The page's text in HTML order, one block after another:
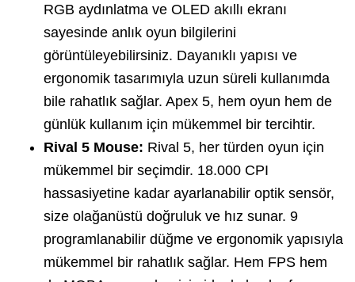
RGB aydınlatma ve OLED akıllı ekranı
sayesinde anlık oyun bilgilerini
görüntüleyebilirsiniz. Dayanıklı yapısı ve
ergonomik tasarımıyla uzun süreli kullanımda
bile rahatlık sağlar. Apex 5, hem oyun hem de
günlük kullanım için mükemmel bir tercihtir.
Rival 5 Mouse: Rival 5, her türden oyun için
mükemmel bir seçimdir. 18.000 CPI
hassasiyetine kadar ayarlanabilir optik sensör,
size olağanüstü doğruluk ve hız sunar. 9
programlanabilir düğme ve ergonomik yapısıyla
mükemmel bir rahatlık sağlar. Hem FPS hem